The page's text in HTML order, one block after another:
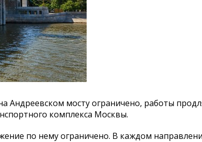
мосту ограничено, работы
комплекса Москвы.
по нему ограничено. В каждом